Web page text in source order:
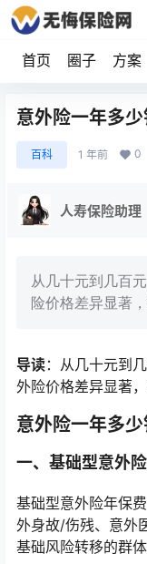
首页 圈子 方案
意外险一年多
百科 1 年前 0
人寿保险助理
从几十元到几百
险价格差异显著
导读：从几十元到
外险价格差异显著
意外险一年多
一、基础型意外
基础型意外险年保
外身故/伤残、意外
基础风险转移的群体